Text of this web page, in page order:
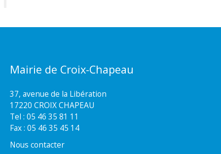
Mairie de Croix-Chapeau
37, avenue de la Libération
17220 CROIX CHAPEAU
Tel : 05 46 35 81 11
Fax : 05 46 35 45 14
Nous contacter